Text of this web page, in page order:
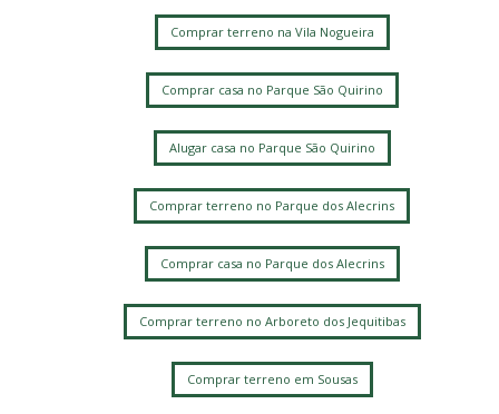
Comprar terreno na Vila Nogueira
Comprar casa no Parque São Quirino
Alugar casa no Parque São Quirino
Comprar terreno no Parque dos Alecrins
Comprar casa no Parque dos Alecrins
Comprar terreno no Arboreto dos Jequitibas
Comprar terreno em Sousas